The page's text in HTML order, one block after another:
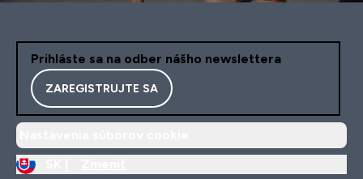
Prihláste sa na odber nášho newslettera
ZAREGISTRUJTE SA